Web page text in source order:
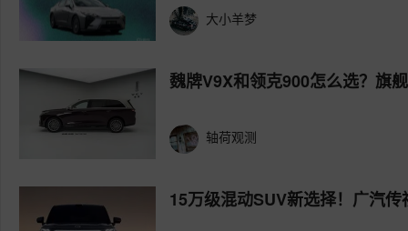
大小羊梦
魏牌V9X和领克900怎么选？旗
轴荷观测
15万级混动SUV新选择！广汽